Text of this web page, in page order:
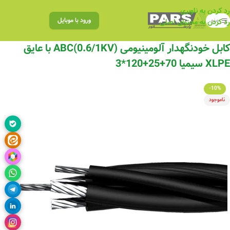
رد کردن به ناوبری
رد کردن به محتوای اصلی
منو ورود با موبایل
کابل خودنگهدار آلومینیومی ABC(0.6/1KV) با عایق
XLPE سیمیا 70+25+120*3
-10%
ناموجود